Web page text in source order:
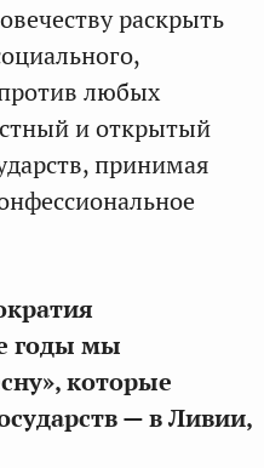
раскрыть
любых
и открытый
принимая
годы мы
которые
— в Ливии,